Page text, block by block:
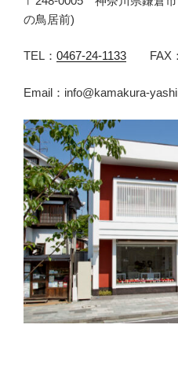
の鳥居前)
TEL： 0467-24-1133 FAX：
Email：info@kamakura-